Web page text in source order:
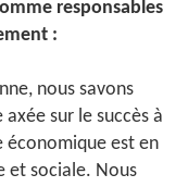
responsables
:
nous savons
sur le succès à
économique est en
et sociale. Nous